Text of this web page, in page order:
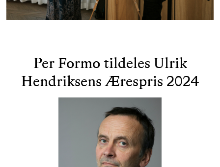
Per Formo tildeles Ulrik
Hendriksens Ærespris 2024